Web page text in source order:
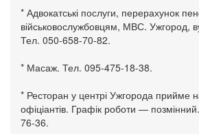
* Адвокатські послуги, перерахунок
військовослужбовцям, МВС. Ужгород,
Тел. 050-658-70-82.
* Масаж. Тел. 095-475-18-38.
* Ресторан у центрі Ужгорода прийме
офіціантів. Графік роботи —
76-36.